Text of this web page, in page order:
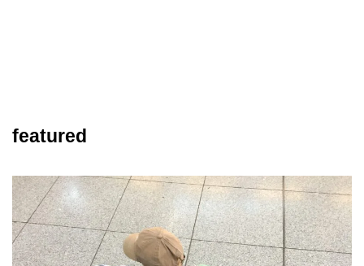
featured